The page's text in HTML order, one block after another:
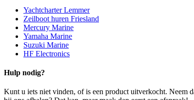
Yachtcharter Lemmer
Zeilboot huren Friesland
Mercury Marine
Yamaha Marine
Suzuki Marine
HF Electronics
Hulp nodig?
Kunt u iets niet vinden, of is een product uitverkocht. Neem